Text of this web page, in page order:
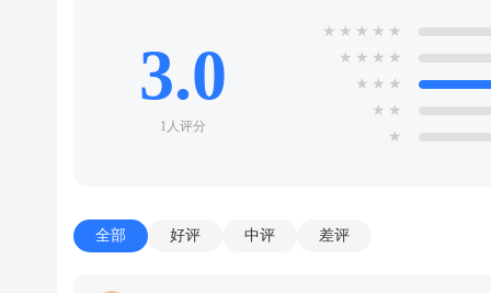
3.0
1人评分
★ ★ ★ ★ ★
★ ★ ★ ★
★ ★ ★
★ ★
★
全部 好评 中评 差评